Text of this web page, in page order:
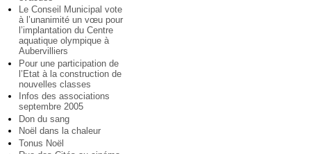
Le Conseil Municipal vote
à l’unanimité un vœu pour
l’implantation du Centre
aquatique olympique à
Aubervilliers
Pour une participation de
l’Etat à la construction de
nouvelles classes
Infos des associations
septembre 2005
Don du sang
Noël dans la chaleur
Tonus Noël